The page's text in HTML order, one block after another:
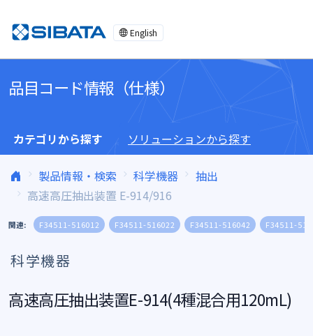
English
品目コード情報（仕様）
カテゴリから探す ソリューションから探す
製品情報・検索 科学機器
抽出
高速高圧抽出装置 E-914/916
関連: F34511-516012 F34511-516022 F34511-516042 F34511-
科学機器
高速高圧抽出装置E-914(4種混合用120mL)